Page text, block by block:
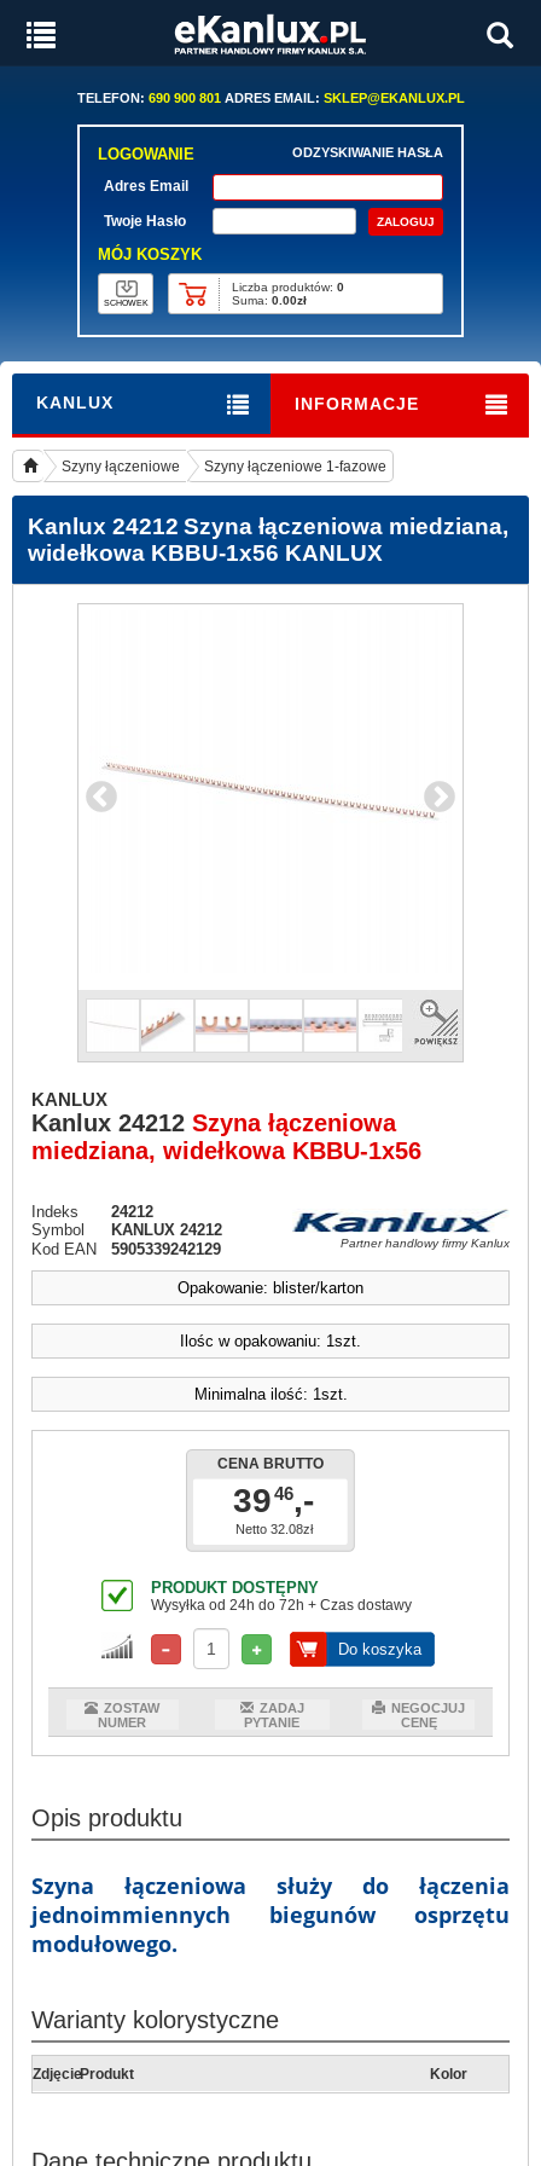
TELEFON: 690 900 801ADRES EMAIL: SKLEP@EKANLUX.PL
LOGOWANIE ODZYSKIWANIE HASŁA
Adres Email
Twoje Hasło
MÓJ KOSZYK
SCHOWEK
Liczba produktów: 0
Suma: 0.00zł
KANLUX INFORMACJE
Szyny łączeniowe Szyny łączeniowe 1-fazowe
Kanlux 24212 Szyna łączeniowa miedziana,
widełkowa KBBU-1x56 KANLUX
KANLUX
Kanlux 24212 Szyna łączeniowa
miedziana, widełkowa KBBU-1x56
Indeks
24212
Symbol
KANLUX 24212
Kod EAN
5905339242129 Partner handlowy firmy Kanlux
Opakowanie: blister/karton
Ilośc w opakowaniu: 1szt.
Minimalna ilość: 1szt.
CENA BRUTTO
3946,-
Netto 32.08zł
PRODUKT DOSTĘPNY
Wysyłka od 24h do 72h + Czas dostawy
Do koszyka
ZOSTAW
NUMER
ZADAJ
PYTANIE
NEGOCJUJ
CENĘ
Opis produktu
Szyna łączeniowa służy do łączenia
jednoimmiennych biegunów osprzętu
modułowego.
Warianty kolorystyczne
ZdjęcieProdukt Kolor